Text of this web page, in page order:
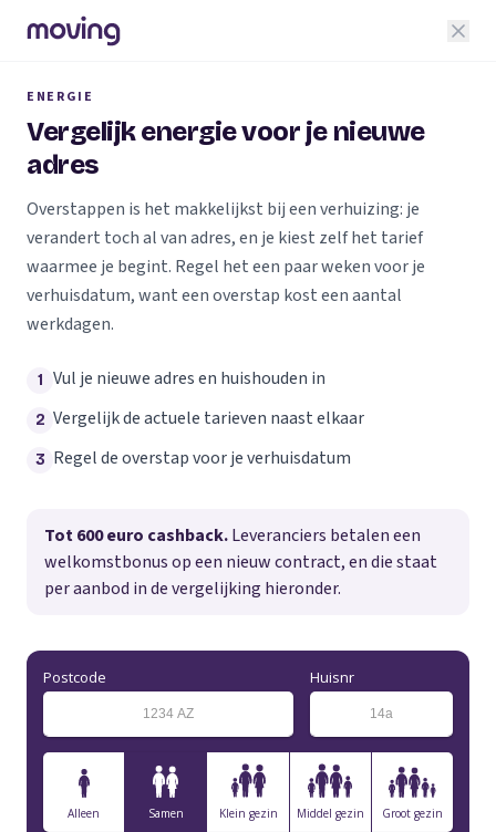
ENERGIE
Vergelijk energie voor je nieuwe
adres
Overstappen is het makkelijkst bij een verhuizing: je
verandert toch al van adres, en je kiest zelf het tarief
waarmee je begint. Regel het een paar weken voor je
verhuisdatum, want een overstap kost een aantal
werkdagen.
1 Vul je nieuwe adres en huishouden in
2 Vergelijk de actuele tarieven naast elkaar
3 Regel de overstap voor je verhuisdatum
Tot 600 euro cashback.Leveranciers betalen een
welkomstbonus op een nieuw contract, en die staat
per aanbod in de vergelijking hieronder.